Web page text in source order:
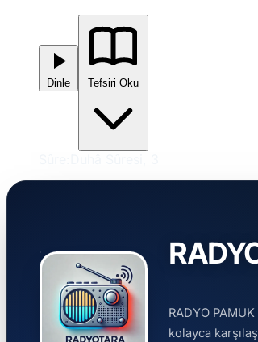
Dinle
RADYO
kolayca